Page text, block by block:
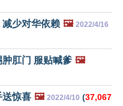
少对华依赖 🖼️ 2022/4/16
肛门 服贴喊爹 🖼️
送惊喜 🖼️ 2022/4/10 (37,067